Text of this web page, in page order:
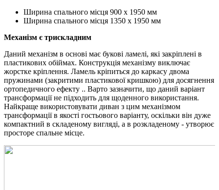
Ширина спального місця 900 х 1950 мм
Ширина спального місця 1350 х 1950 мм
Механізм є трискладним
Даний механізм в основі має букові ламелі, які закріплені в
пластикових обіймах. Конструкція механізму виключає
жорстке кріплення. Ламель кріпиться до каркасу двома
пружинами (закритими пластикової кришкою) для досягнення
ортопедичного ефекту .. Варто зазначити, що даний варіант
трансформації не підходить для щоденного використання.
Найкраще використовувати диван з цим механізмом
трансформації в якості гостьового варіанту, оскільки він дуже
компактний в складеному вигляді, а в розкладеному - утворює
просторе спальне місце.